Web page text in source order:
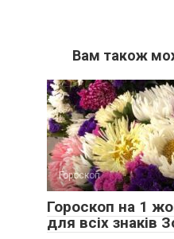
Вам також
Гороскоп
Гороскоп на 1
для всіх знаків